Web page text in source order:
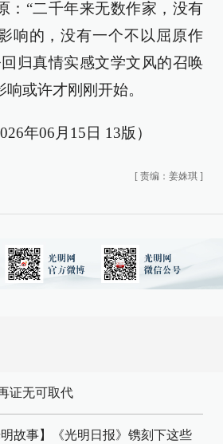
：“二千年来无数作家，没有
响的，没有一个不以屈原作
归真情实感文学文风的召唤
或许才刚刚开始。
年06月15日 13版）
[ 责编：姜姝琪 ]
证无可取代
明故事】《光明日报》镌刻下这些